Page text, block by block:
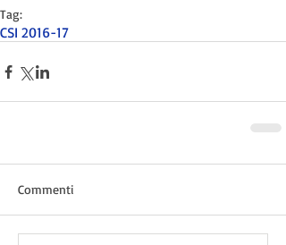
Tag:
CSI 2016-17
Commenti